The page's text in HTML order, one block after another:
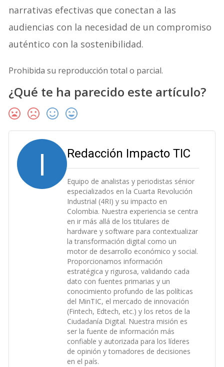
narrativas efectivas que conectan a las
audiencias con la necesidad de un compromiso
auténtico con la sostenibilidad.
Prohibida su reproducción total o parcial.
¿Qué te ha parecido este artículo?
I Redacción Impacto TIC
Equipo de analistas y periodistas sénior
especializados en la Cuarta Revolución
Industrial (4RI) y su impacto en
Colombia. Nuestra experiencia se centra
en ir más allá de los titulares de
hardware y software para contextualizar
la transformación digital como un
motor de desarrollo económico y social.
Proporcionamos información
estratégica y rigurosa, validando cada
dato con fuentes primarias y un
conocimiento profundo de las políticas
del MinTIC, el mercado de innovación
(Fintech, Edtech, etc.) y los retos de la
Ciudadanía Digital. Nuestra misión es
ser la fuente de información más
confiable y autorizada para los líderes
de opinión y tomadores de decisiones
en el país.